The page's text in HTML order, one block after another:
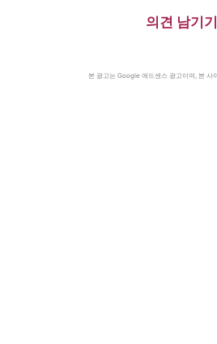
의견 남기기
본 광고는 Google 애드센스 광고이며, 본 사